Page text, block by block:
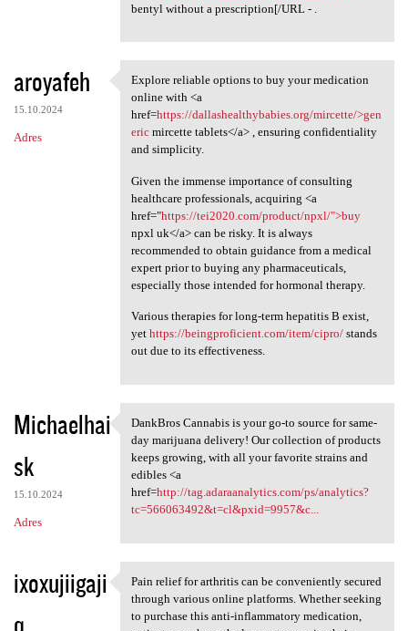
bentyl without a prescription[/URL - .
aroyafeh
15.10.2024
Adres
Explore reliable options to
Explore reliable options to buy your medication
online with <a
href=https://dallashealthybabies.org/mircette/>gen
ericmircette tablets</a> , ensuring confidentiality
and simplicity.
Given the immense importance of consulting
healthcare professionals, acquiring <a
href="https://tei2020.com/product/npxl/">buy
npxl uk</a> can be risky. It is always
recommended to obtain guidance from a medical
expert prior to buying any pharmaceuticals,
especially those intended for hormonal therapy.
Various therapies for long-term hepatitis B exist,
yet https://beingproficient.com/item/cipro/stands
out due to its effectiveness.
Michaelhai
sk
15.10.2024
Adres
DankBros Cannabis is your go
DankBros Cannabis is your go-to source for same-
day marijuana delivery! Our collection of products
keeps growing, with all your favorite strains and
edibles <a
href=http://tag.adaraanalytics.com/ps/analytics?
tc=566063492&t=cl&pxid=9957&c...
ixoxujiigaji Pain relief for arthritis can
Pain relief for arthritis can be conveniently secured
through various online platforms. Whether seeking
to purchase this anti-inflammatory medication,